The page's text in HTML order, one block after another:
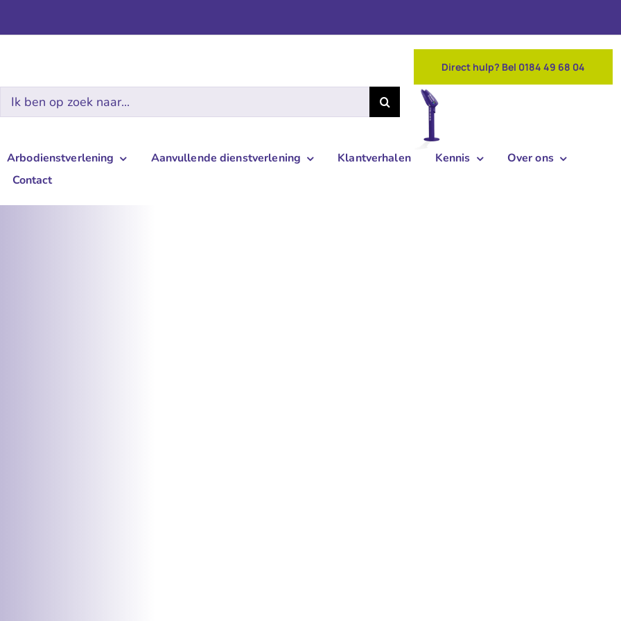
Zoeken
naar:
Direct hulp? Bel 0184 49 68 04
Arbodienstverlening Aanvullende dienstverlening Klantverhalen Kennis
Over ons
Contact